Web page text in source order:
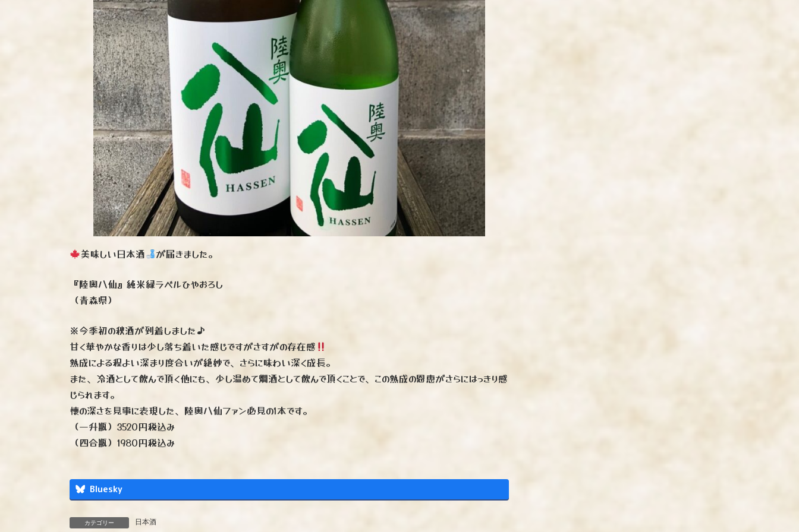
美味しい日本酒 が届きました。
『陸奥八仙』純米緑ラベルひやおろし
（青森県）
※今季初の秋酒が到着しました♪
甘く華やかな香りは少し落ち着いた感じですがさすがの存在感
熟成による程よい深まり度合いが絶妙で、さらに味わい深く成長。
また、冷酒として飲んで頂く他にも、少し温めて燗酒として飲んで頂くことで、この熟成の恩恵がさらにはっきり感
じられます。
懐の深さを見事に表現した、陸奥八仙ファン必見の1本です。
（一升瓶）3520円税込み
（四合瓶）1980円税込み
Bluesky
カテゴリー 日本酒